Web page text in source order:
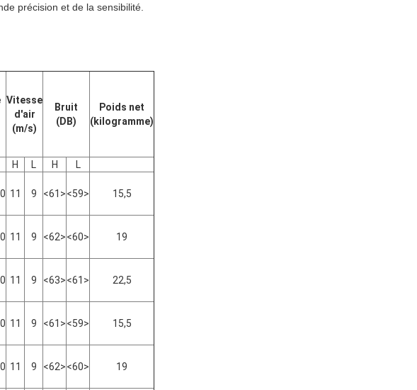
précision et de la sensibilité.
Vitesse
d'air
(m/s)
Bruit
(DB)
Poids net
(kilogramme)
H L H
L
11 9 <61><59> 15,5
11 9 <62><60> 19
11 9 <63><61> 22,5
11 9 <61><59> 15,5
11 9 <62><60> 19